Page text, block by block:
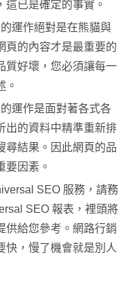
這已是確定的事實。
運作絕對是在熊貓與
頁的內容才是最重要的
質好壞，您必須讓每一
。
運作是面對著各式各
出的資料中精準重新排
尋結果。因此網頁的品
要因素。
SEO 服務，請務
SEO 報表，裡頭將
供給您參考。網路行銷
快，慢了機會就是別人